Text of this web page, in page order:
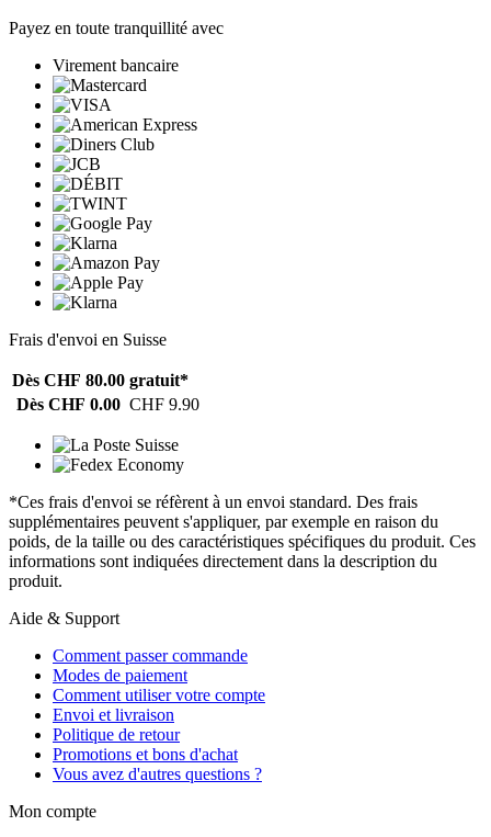
Payez en toute tranquillité avec
Virement bancaire
Frais d'envoi en Suisse
Dès CHF 80.00 gratuit*
Dès CHF 0.00 CHF 9.90
*Ces frais d'envoi se réfèrent à un envoi standard. Des frais
supplémentaires peuvent s'appliquer, par exemple en raison du
poids, de la taille ou des caractéristiques spécifiques du produit. Ces
informations sont indiquées directement dans la description du
produit.
Aide & Support
Comment passer commande
Modes de paiement
Comment utiliser votre compte
Envoi et livraison
Politique de retour
Promotions et bons d'achat
Vous avez d'autres questions ?
Mon compte